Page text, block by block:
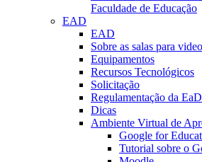
Faculdade de Educação
EAD
EAD
Sobre as salas para
Equipamentos
Recursos Tecnológicos
Solicitação
Regulamentação da EaD
Dicas
Ambiente Virtual de
Google for
Tutorial sobre o